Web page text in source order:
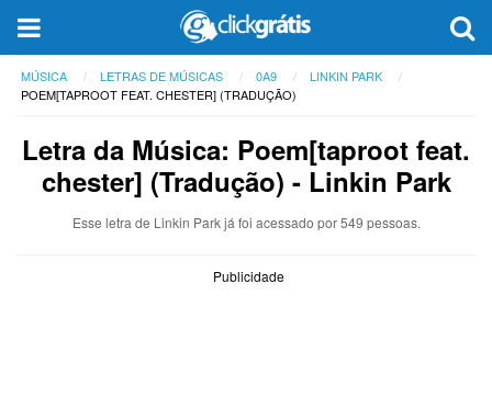
MÚSICA LETRAS DE MÚSICAS 0A9
LINKIN PARK
POEM[TAPROOT FEAT. CHESTER] (TRADUÇÃO)
Letra da Música: Poem[taproot feat.
chester] (Tradução) - Linkin Park
Esse letra de Linkin Park já foi acessado por 549 pessoas.
Publicidade